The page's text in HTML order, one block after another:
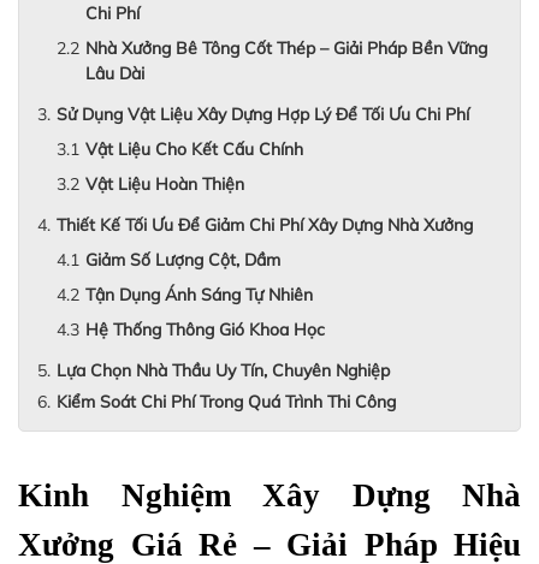
Chi Phí
Nhà Xưởng Bê Tông Cốt Thép – Giải Pháp Bền Vững
Lâu Dài
Sử Dụng Vật Liệu Xây Dựng Hợp Lý Để Tối Ưu Chi Phí
Vật Liệu Cho Kết Cấu Chính
Vật Liệu Hoàn Thiện
Thiết Kế Tối Ưu Để Giảm Chi Phí Xây Dựng Nhà Xưởng
Giảm Số Lượng Cột, Dầm
Tận Dụng Ánh Sáng Tự Nhiên
Hệ Thống Thông Gió Khoa Học
Lựa Chọn Nhà Thầu Uy Tín, Chuyên Nghiệp
Kiểm Soát Chi Phí Trong Quá Trình Thi Công
Kinh Nghiệm Xây Dựng Nhà
Xưởng Giá Rẻ – Giải Pháp Hiệu